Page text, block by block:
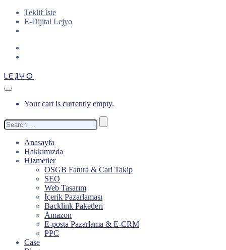
Teklif İste
E-Dijital Lejyo
LEJYO
Your cart is currently empty.
Search
for:
Anasayfa
Hakkımızda
Hizmetler
OSGB Fatura & Cari Takip
SEO
Web Tasarım
İçerik Pazarlaması
Backlink Paketleri
Amazon
E-posta Pazarlama & E-CRM
PPC
Case